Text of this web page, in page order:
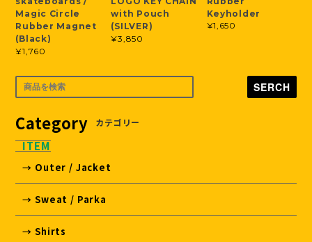
Magic Circle
Rubber Magnet
(Black)
¥1,760
with Pouch
(SILVER)
¥3,850
Keyholder
¥1,650
SERCH
Category カテゴリー
ITEM
→ Outer / Jacket
→ Sweat / Parka
→ Shirts